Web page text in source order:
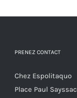
PRENEZ CONTACT
Chez Espolitaquo
Place Paul Sayssac